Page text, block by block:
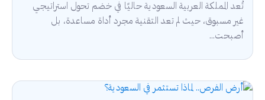
تُعد المملكة العربية السعودية حاليًا في خضم تحول استراتيجي
غير مسبوق، حيث لم تعد التقنية مجرد أداة مساعدة، بل
أصبحت...